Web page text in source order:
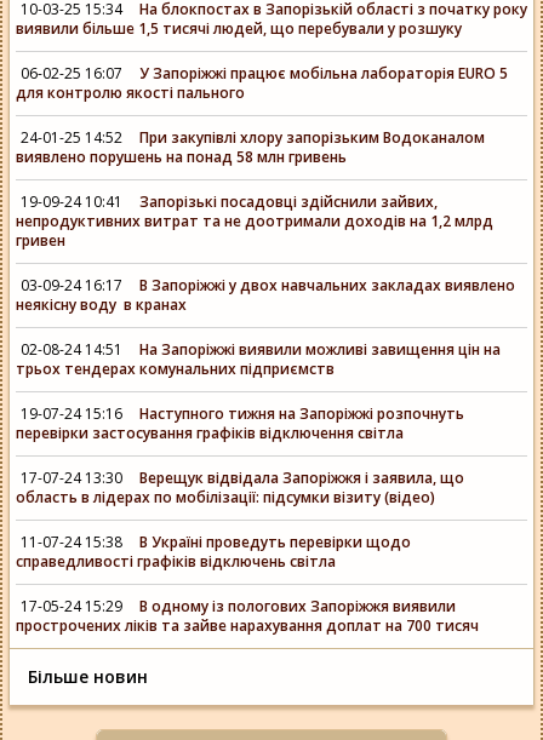
10-03-25 15:34
На блокпостах в Запорізькій області з початку року
виявили більше 1,5 тисячі людей, що перебували у розшуку
06-02-25 16:07
У Запоріжжі працює мобільна лабораторія EURO 5
для контролю якості пального
24-01-25 14:52
При закупівлі хлору запорізьким Водоканалом
виявлено порушень на понад 58 млн гривень
19-09-24 10:41
Запорізькі посадовці здійснили зайвих,
непродуктивних витрат та не доотримали доходів на 1,2 млрд
гривен
03-09-24 16:17
В Запоріжжі у двох навчальних закладах виявлено
неякісну воду в кранах
02-08-24 14:51
На Запоріжжі виявили можливі завищення цін на
трьох тендерах комунальних підприємств
19-07-24 15:16
Наступного тижня на Запоріжжі розпочнуть
перевірки застосування графіків відключення світла
17-07-24 13:30
Верещук відвідала Запоріжжя і заявила, що
область в лідерах по мобілізації: підсумки візиту (відео)
11-07-24 15:38
В Україні проведуть перевірки щодо
справедливості графіків відключень світла
17-05-24 15:29
В одному із пологових Запоріжжя виявили
прострочених ліків та зайве нарахування доплат на 700 тисяч
Більше новин